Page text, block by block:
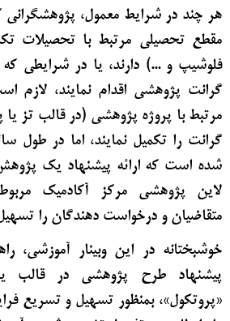
هر چند در شرایط معمول،
مقطع تحصیلی مرتبط با تحصیلات
فلوشیپ و ...) دارند، یا در شرایطی
گرانت پژوهشی اقدام نمایند، لازم
مرتبط با پروژه پژوهشی (در قالب تز یا
گرانت را تکمیل نمایند، اما در طول
شده است که ارائه پیشنهاد یک
لاین پژوهشی مرکز آکادمیک
متقاضیان و درخواست دهندگان را
خوشبختانه در این وبینار آموزشی،
پیشنهاد طرح پژوهشی در قالب
«پروتکول»، بمنظور تسهیل و تسریع